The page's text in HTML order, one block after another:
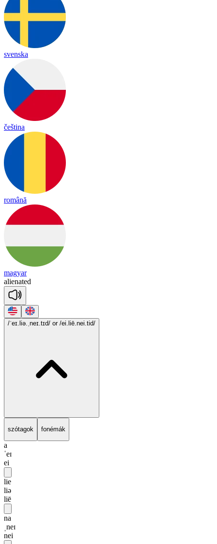
svenska
čeština
română
magyar
alienated
/ˈeɪ.liə.ˌneɪ.tɪd/ or /ei.liē.nei.tid/
szótagok fonémák
a
ˈeɪ
ei
lie
liə
liē
na
ˌneɪ
nei